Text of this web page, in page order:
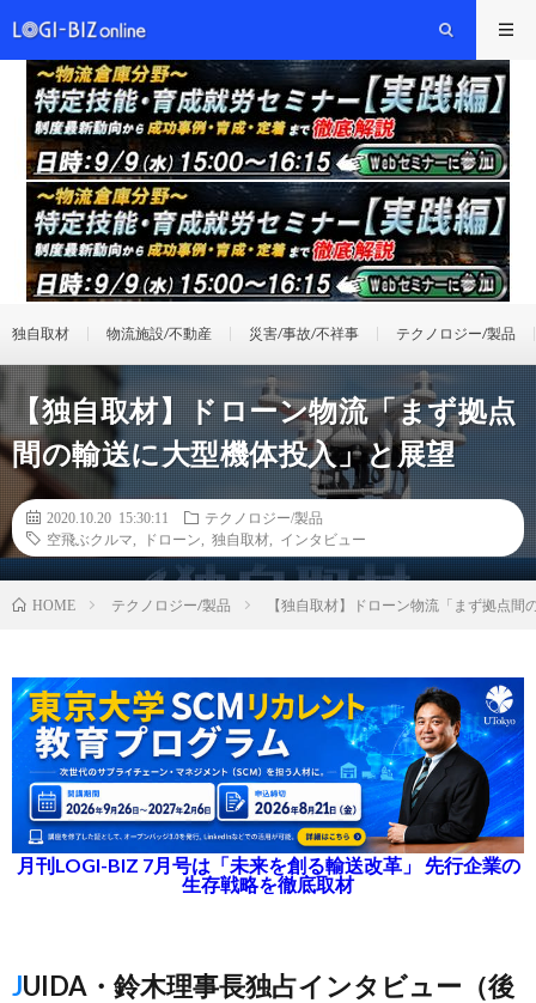
独自取材 物流施設/不動産 災害/事故/不祥事 テクノロジー/製品
【独自取材】ドローン物流「まず拠点
間の輸送に大型機体投入」と展望
2020.10.20 15:30:11
テクノロジー/製品
空飛ぶクルマ
ドローン 独自取材 インタビュー
HOME テクノロジー/製品 【独自取材】ドローン物流「まず拠点
月刊LOGI-BIZ 7月号は「未来を創る輸送改革」 先行企業の
生存戦略を徹底取材
JUIDA・鈴木理事長独占インタビュー（後